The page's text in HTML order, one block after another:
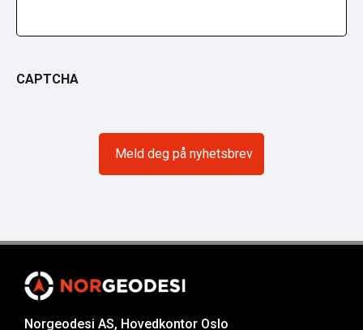
CAPTCHA
Norgeodesi AS, Hovedkontor Oslo